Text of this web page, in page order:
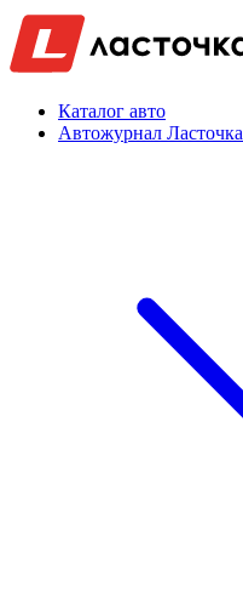
Каталог авто
Автожурнал